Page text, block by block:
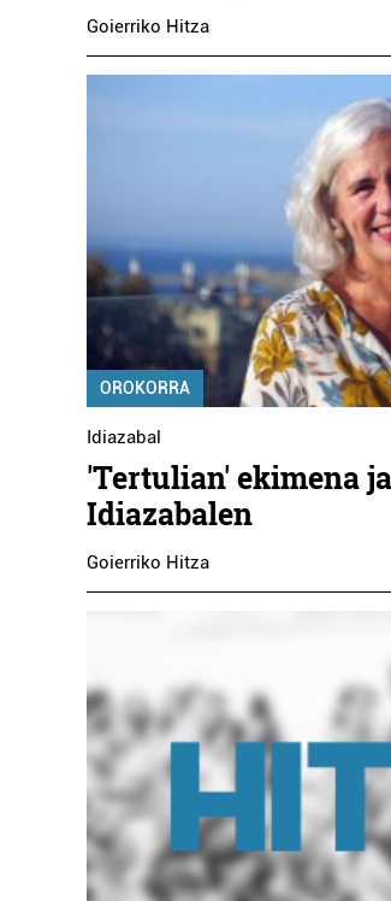
Goierriko Hitza
OROKORRA
Idiazabal
'Tertulian' ekimena
Idiazabalen
Goierriko Hitza